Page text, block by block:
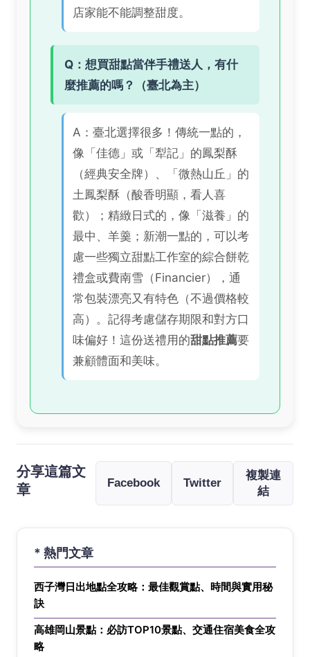
店家能不能調整甜度。
Q：想買甜點當伴手禮送人，有什
麼推薦的嗎？（臺北為主）
A：臺北選擇很多！傳統一點的，
像「佳德」或「犁記」的鳳梨酥
（經典安全牌）、「微熱山丘」的
土鳳梨酥（酸香明顯，看人喜
歡）；精緻日式的，像「滋養」的
最中、羊羹；新潮一點的，可以考
慮一些獨立甜點工作室的綜合餅乾
禮盒或費南雪（Financier），通
常包裝漂亮又有特色（不過價格較
高）。記得考慮儲存期限和對方口
味偏好！這份送禮用的甜點推薦要
兼顧體面和美味。
分享這篇文
章
Facebook Twitter
複製連
結
* 熱門文章
西子灣日出地點全攻略：最佳觀賞點、時間與實用秘
訣
高雄岡山景點：必訪TOP10景點、交通住宿美食全攻
略